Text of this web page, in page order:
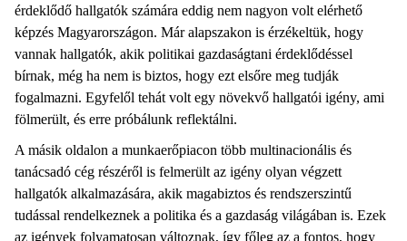
érdeklődő hallgatók számára eddig nem nagyon volt elérhető
képzés Magyarországon. Már alapszakon is érzékeltük, hogy
vannak hallgatók, akik politikai gazdaságtani érdeklődéssel
bírnak, még ha nem is biztos, hogy ezt elsőre meg tudják
fogalmazni. Egyfelől tehát volt egy növekvő hallgatói igény, ami
fölmerült, és erre próbálunk reflektálni.
A másik oldalon a munkaerőpiacon több multinacionális és
tanácsadó cég részéről is felmerült az igény olyan végzett
hallgatók alkalmazására, akik magabiztos és rendszerszintű
tudással rendelkeznek a politika és a gazdaság világában is. Ezek
az igények folyamatosan változnak, így főleg az a fontos, hogy